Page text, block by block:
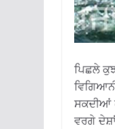
ਪਿਛਲੇ
ਸਕਦੀਆਂ
ਵਰਗੇ